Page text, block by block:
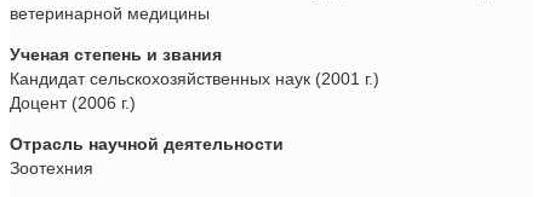
ветеринарной медицины
Ученая степень и звания
Кандидат сельскохозяйственных наук (2001 г.)
Доцент (2006 г.)
Отрасль научной деятельности
Зоотехния